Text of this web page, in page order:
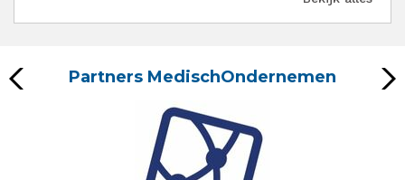
Partners MedischOndernemen